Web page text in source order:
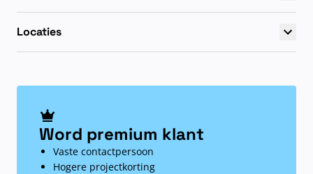
Locaties
Word premium klant
Vaste contactpersoon
Hogere projectkorting